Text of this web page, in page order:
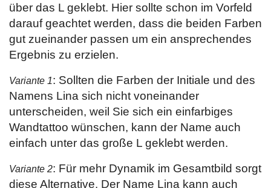
über das L geklebt. Hier sollte schon im Vorfeld
darauf geachtet werden, dass die beiden Farben
gut zueinander passen um ein ansprechendes
Ergebnis zu erzielen.
Variante 1: Sollten die Farben der Initiale und des
Namens Lina sich nicht voneinander
unterscheiden, weil Sie sich ein einfarbiges
Wandtattoo wünschen, kann der Name auch
einfach unter das große L geklebt werden.
Variante 2: Für mehr Dynamik im Gesamtbild sorgt
diese Alternative. Der Name Lina kann auch